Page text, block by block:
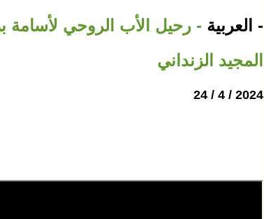
- العربية - رحيل الأب الروحي لأسامة
المجيد الزنداني
2024 / 4 / 24